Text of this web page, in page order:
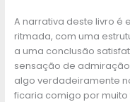
A narrativa deste livro é
ritmada, com uma
a uma conclusão
sensação de
algo verdadeiramente
ficaria comigo por